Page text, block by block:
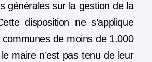
générales sur la gestion de la
disposition ne s’applique
de moins de 1.000
maire n’est pas tenu de leur